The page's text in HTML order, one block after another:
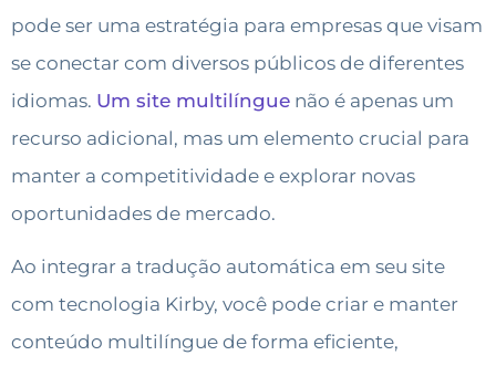
pode ser uma estratégia para empresas que visam
se conectar com diversos públicos de diferentes
idiomas. Um site multilíngue não é apenas um
recurso adicional, mas um elemento crucial para
manter a competitividade e explorar novas
oportunidades de mercado.
Ao integrar a tradução automática em seu site
com tecnologia Kirby, você pode criar e manter
conteúdo multilíngue de forma eficiente,